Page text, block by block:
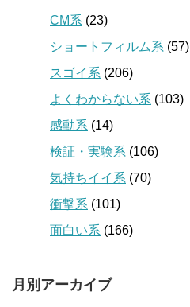
CM系 (23)
ショートフィルム系 (57)
スゴイ系 (206)
よくわからない系 (103)
感動系 (14)
検証・実験系 (106)
気持ちイイ系 (70)
衝撃系 (101)
面白い系 (166)
月別アーカイブ